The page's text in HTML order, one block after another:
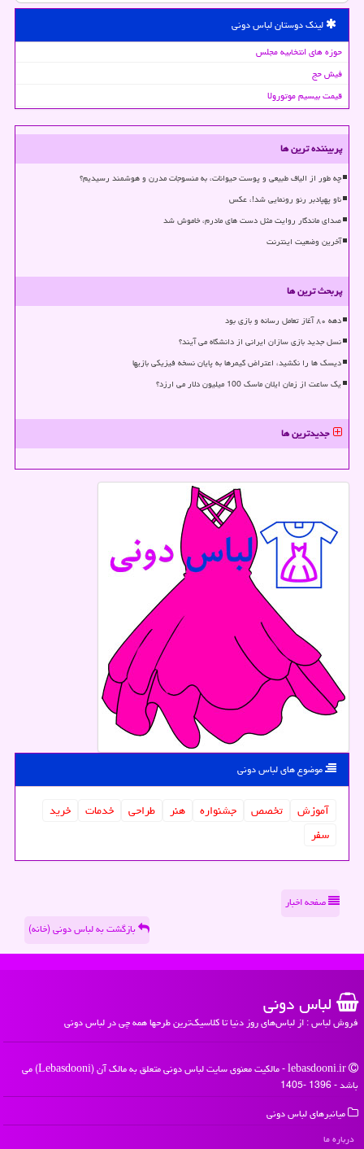
لینک دوستان لباس دونی
حوزه های انتخابیه مجلس
فیش حج
قیمت بیسیم موتورولا
پربیننده ترین ها
چه طور از الیاف طبیعی و پوست حیوانات، به منسوجات مدرن و هوشمند رسیدیم؟
ناو پهپادبر رنو رونمایی شد!، عکس
صدای ماندگار روایت مثل دست های مادرم، خاموش شد
آخرین وضعیت اینترنت
پربحث ترین ها
دهه ۸۰ آغاز تعامل رسانه و بازی بود
نسل جدید بازی سازان ایرانی از دانشگاه می آیند؟
دیسک ها را نکشید، اعتراض گیمرها به پایان نسخه فیزیکی بازیها
یک ساعت از زمان ایلان ماسک 100 میلیون دلار می ارزد؟
جدیدترین ها
موضوع های لباس دونی
آموزش تخصص جشنواره هنر طراحی خدمات
خرید
سفر
صفحه اخبار
بازگشت به لباس دونی (خانه)
لباس دونی
فروش لباس : از لباس‌های روز دنیا تا کلاسیک‌ترین طرحها همه چی در لباس دونی
lebasdooni.ir - مالکیت معنوی سایت لباس دونی متعلق به مالک آن (Lebasdooni) می
باشد - 1396 -1405
میانبرهای لباس دونی
درباره ما